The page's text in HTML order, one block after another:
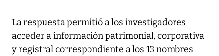
La respuesta permitió a los investigadores
acceder a información patrimonial, corporativa
y registral correspondiente a los 13 nombres